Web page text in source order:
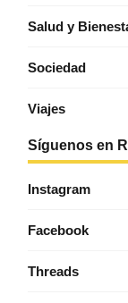
Salud y
Sociedad
Viajes
Síguenos en
Instagram
Facebook
Threads